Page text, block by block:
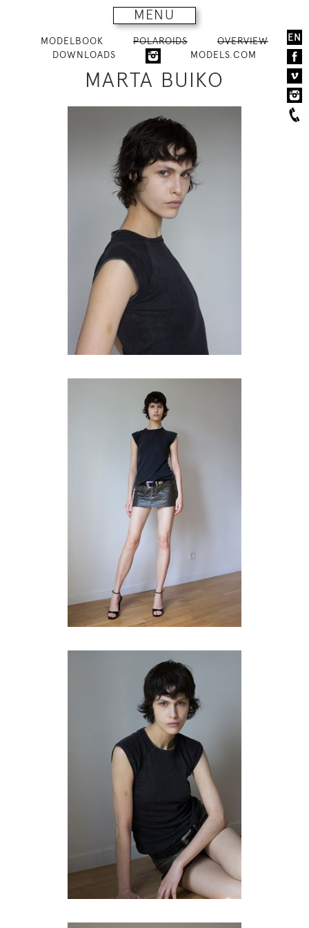
MENU
EN
MODELBOOK POLAROIDS
OVERVIEW
DOWNLOADS
MODELS.COM
MARTA BUIKO